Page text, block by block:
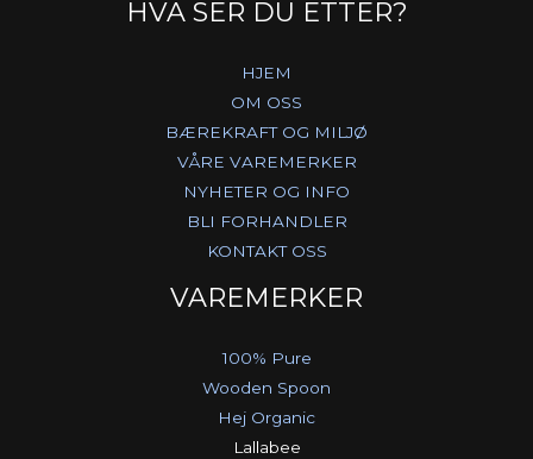
HVA SER DU ETTER?
HJEM
OM OSS
BÆREKRAFT OG MILJØ
VÅRE VAREMERKER
NYHETER OG INFO
BLI FORHANDLER
KONTAKT OSS
VAREMERKER
100% Pure
Wooden Spoon
Hej Organic
Lallabee